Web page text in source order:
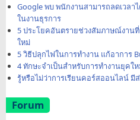
Google พบ พนักงานสามารถลดเวลา
ในงานธุรการ
5 ประโยคอันตรายช่วงสัมภาษณ์งาน
ใหม่
5 วิธีปลุกไฟในการทำงาน แก้อาการ
4 ทักษะจำเป็นสำหรับการทำงานยุคใ
รู้หรือไม่ว่าการเรียนคอร์สออนไลน์ มี
Forum